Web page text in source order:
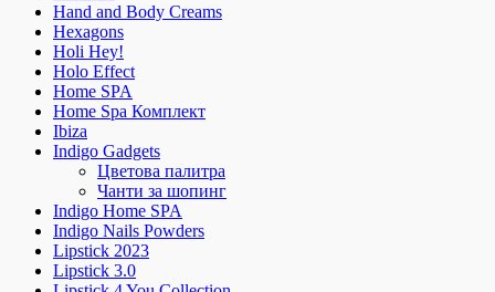
Hand and Body Creams
Hexagons
Holi Hey!
Holo Effect
Home SPA
Home Spa Комплект
Ibiza
Indigo Gadgets
Цветова палитра
Чанти за шопинг
Indigo Home SPA
Indigo Nails Powders
Lipstick 2023
Lipstick 3.0